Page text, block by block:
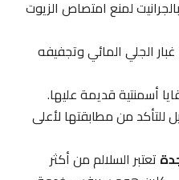
لمنع امتصاص الزيوت
الجلي المائي وتجفيفه
أسمنتية قديمة عليها.
من مطابقتها لأعلى
تعتبر السلالم من أكثر